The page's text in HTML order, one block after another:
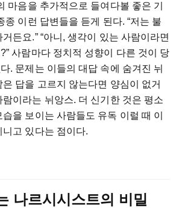
마음을 추가적으로 들여다볼 좋은 기
종 이런 답변들을 듣게 된다. “저는 불
든요.” “아니, 생각이 있는 사람이라면
사람마다 정치적 성향이 다른 것이 당
. 문제는 이들의 대답 속에 숨겨진 뉘
답을 고르지 않는다면 양심이 없거
이라는 뉘앙스. 더 신기한 것은 평소
을 보이는 사람들도 유독 이럴 때 이
고 있다는 점이다.
나르시시스트의 비밀